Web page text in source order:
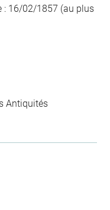
: 16/02/1857 (au plus
Antiquités